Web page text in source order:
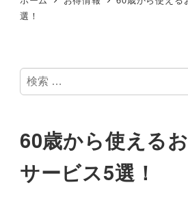
選！
検
索
60歳から使える
サービス5選！